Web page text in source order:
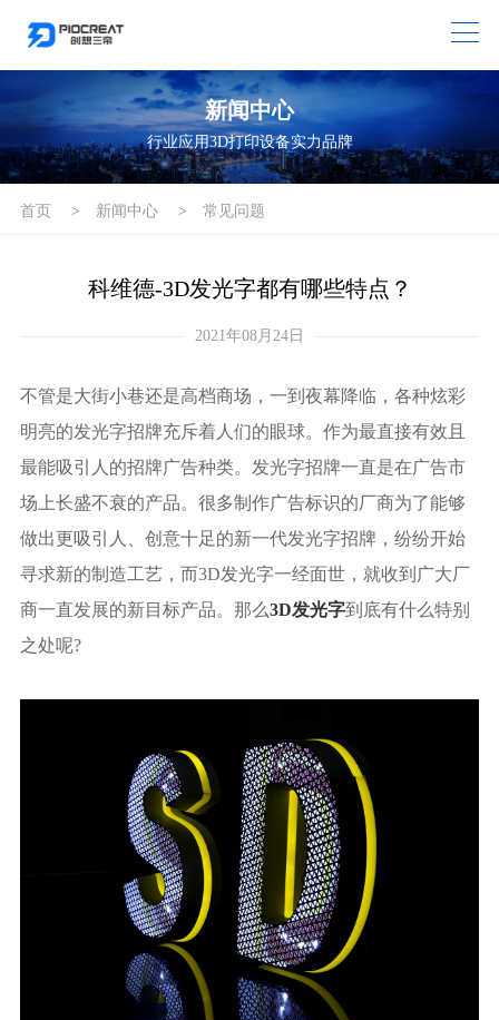
新闻中心
行业应用3D打印设备实力品牌
首页 > 新闻中心 > 常见问题
科维德-3D发光字都有哪些特点？
2021年08月24日
不管是大街小巷还是高档商场，一到夜幕降临，各种炫彩
明亮的发光字招牌充斥着人们的眼球。作为最直接有效且
最能吸引人的招牌广告种类。发光字招牌一直是在广告市
场上长盛不衰的产品。很多制作广告标识的厂商为了能够
做出更吸引人、创意十足的新一代发光字招牌，纷纷开始
寻求新的制造工艺，而3D发光字一经面世，就收到广大厂
商一直发展的新目标产品。那么3D发光字到底有什么特别
之处呢?